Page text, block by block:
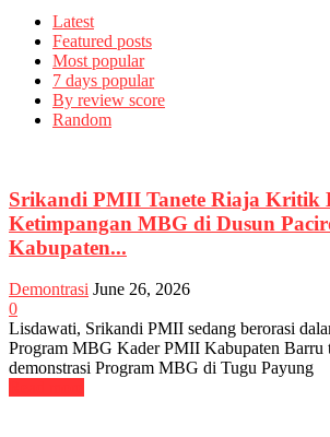
Latest
Featured posts
Most popular
7 days popular
By review score
Random
Srikandi PMII Tanete Riaja Kritik
Ketimpangan MBG di Dusun
Kabupaten...
Demontrasi June 26, 2026
0
Lisdawati, Srikandi PMII sedang berorasi
Program MBG Kader PMII Kabupaten Barru
demonstrasi Program MBG di Tugu Payung